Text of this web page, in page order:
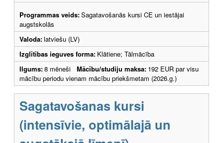
Programmas veids:Sagatavošanās kursi CE un iestājai
augstskolās
Valoda:latviešu (LV)
Izglītības ieguves forma: Klātiene; Tālmācība
Ilgums:8 mēneši Mācību/studiju maksa: 192 EUR par visu
mācību periodu vienam mācību priekšmetam (2026.g.)
Sagatavošanas kursi
(intensīvie, optimālajā un